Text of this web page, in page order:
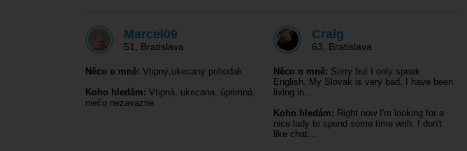
Marcel09
51 Bratislava
Něco o mně: Vtipný,ukecany pohodak
Koho hledám: Vtipná, ukecana, úprimná,
niečo nezavazne
Craig
63 Bratislava
Něco o mně: Sorry but I only speak
English. My Slovak is very bad. I have been
living in…
Koho hledám: Right now I'm looking for a
nice lady to spend some time with. I don't
like chat…